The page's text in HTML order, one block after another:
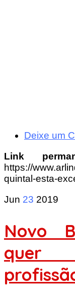
Deixe um
Link
https://
quintal-esta-
Jun 23 2019
Novo
quer